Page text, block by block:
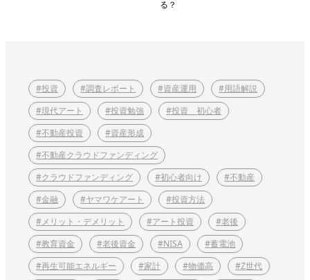
る？
#投資 #調査レポート #資産運用
#用語解説
#現代アート
#投資勉強
#投資 初心者
#不動産投資
#資産形成
#不動産クラウドファンディング
#クラウドファンディング
#初心者向け
#不動産
#金融
#ヤマワケアート
#投資方法
#メリット・デメリット
#アート投資
#老後
#教育資金
#老後資金 #NISA
#蓄電池
#再生可能エネルギー
#家計 #物価高
#Z世代